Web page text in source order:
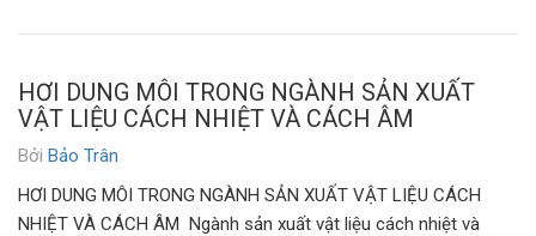
HƠI DUNG MÔI TRONG NGÀNH SẢN XUẤT
VẬT LIỆU CÁCH NHIỆT VÀ CÁCH ÂM
Bởi Bảo Trân
HƠI DUNG MÔI TRONG NGÀNH SẢN XUẤT VẬT LIỆU CÁCH
NHIỆT VÀ CÁCH ÂM Ngành sản xuất vật liệu cách nhiệt và